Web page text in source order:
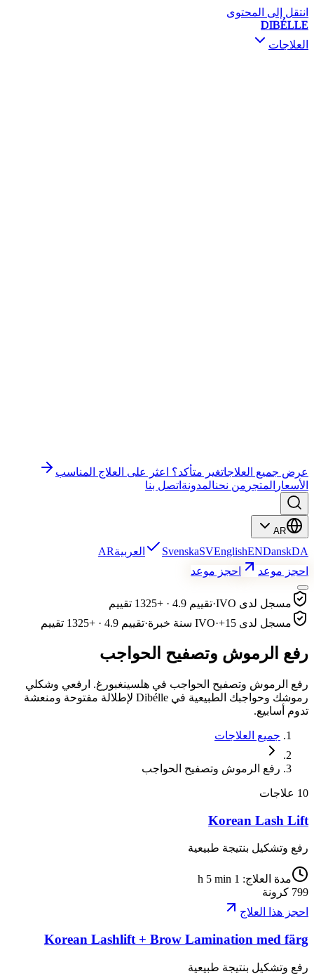
انتقل إلى المحتوى
DIBÉLLE
العلاجات
عرض جميع العلاجاتغير متأكد؟ اعثر على العلاج المناسب
الأسعار المتجر من نحنالمدونة اتصل بنا
AR
SvenskaSVEnglishENDanskDA العربيةAR
احجز موعد
احجز موعد
مسجل لدى IVO ·تقييم 4.9 · +1325 تقييم
مسجل لدى IVO
·+15 سنة خبرة ·تقييم 4.9 · +1325 تقييم
رفع الرموش وتصفيح الحواجب
رفع الرموش وتصفيح الحواجب في هلسينغبورغ. ارفعي وشكلي
رموشك وحواجبك الطبيعية في Dibélle لإطلالة مفتوحة ومنعشة
تدوم أسابيع.
جميع العلاجات
رفع الرموش وتصفيح الحواجب
10 علاجات
Korean Lash Lift
رفع وتشكيل بنتيجة طبيعية
مدة العلاج:
1 h 5 min
799 كرونة
احجز هذا العلاج
Korean Lashlift + Brow Lamination med färg
رفع وتشكيل بنتيجة طبيعية